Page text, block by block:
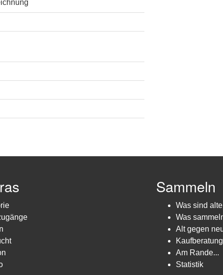
Sammeln
Was sind
Was
Alt gegen
Kaufberatung
Am Rande...
Statistik